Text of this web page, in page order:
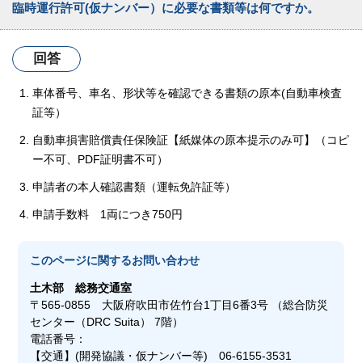
臨時運行許可(仮ナンバー）に必要な書類等は何ですか。
回答
車体番号、車名、形状等を確認できる書類の原本(自動車検査
証等）
自動車損害賠償責任保険証【紙媒体の原本提示のみ可】（コピ
ー不可、PDF証明書不可）
申請者の本人確認書類（運転免許証等）
申請手数料 1両につき750円
このページに関するお問い合わせ
土木部総務交通室
〒565-0855 大阪府吹田市佐竹台1丁目6番3号 （総合防災
センター（DRC Suita） 7階）
電話番号：
【交通】(開発協議・仮ナンバー等) 06-6155-3531